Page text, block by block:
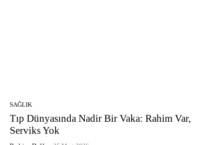
SAĞLIK
Tıp Dünyasında Nadir Bir Vaka: Rahim Var,
Serviks Yok